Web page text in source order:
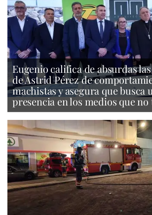
Eugenio califica de absurdas
de Astrid Pérez de
machistas y asegura que busca
presencia en los medios que no